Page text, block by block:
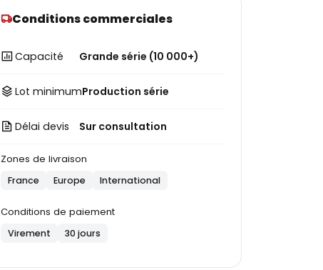
Conditions commerciales
Capacité Grande série (10 000+)
Lot minimumProduction série
Délai devis Sur consultation
Zones de livraison
France Europe International
Conditions de paiement
Virement 30 jours